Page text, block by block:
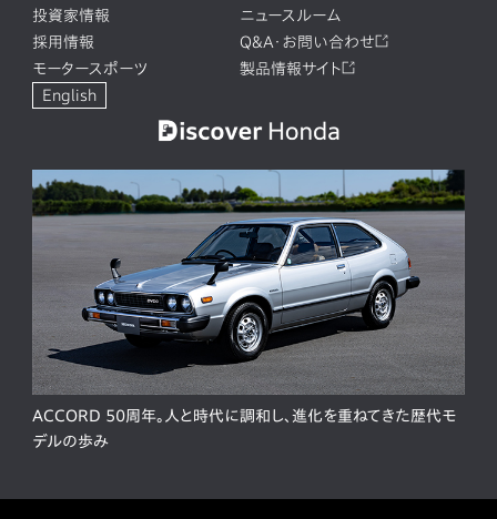
投資家情報
ニュースルーム
採用情報
Q&A・お問い合わせ
モータースポーツ
製品情報サイト
English
ACCORD 50周年。人と時代に調和し、進化を重ねてきた歴代モ
デルの歩み